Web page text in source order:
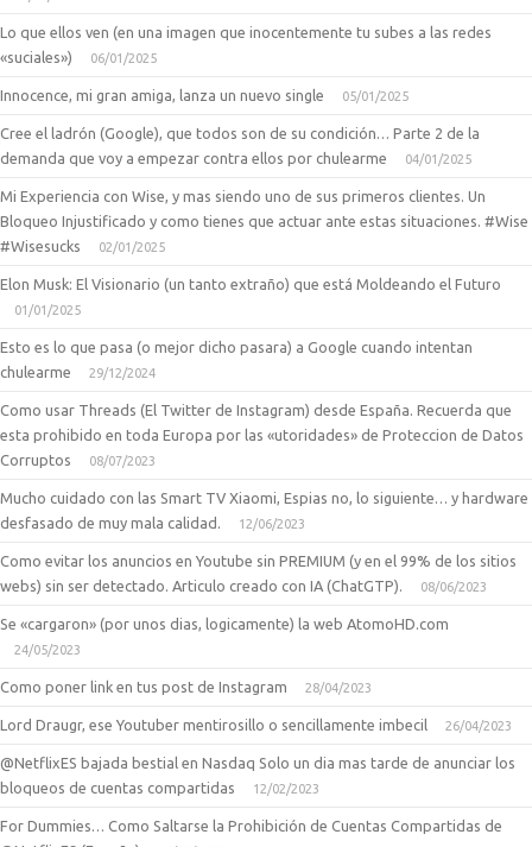
Lo que ellos ven (en una imagen que inocentemente tu subes a las redes
«suciales»)
06/01/2025
Innocence, mi gran amiga, lanza un nuevo single 05/01/2025
Cree el ladrón (Google), que todos son de su condición… Parte 2 de la
demanda que voy a empezar contra ellos por chulearme
04/01/2025
Mi Experiencia con Wise, y mas siendo uno de sus primeros clientes. Un
Bloqueo Injustificado y como tienes que actuar ante estas situaciones. #Wise
#Wisesucks
02/01/2025
Elon Musk: El Visionario (un tanto extraño) que está Moldeando el Futuro
01/01/2025
Esto es lo que pasa (o mejor dicho pasara) a Google cuando intentan
chulearme
29/12/2024
Como usar Threads (El Twitter de Instagram) desde España. Recuerda que
esta prohibido en toda Europa por las «utoridades» de Proteccion de Datos
Corruptos
08/07/2023
Mucho cuidado con las Smart TV Xiaomi, Espias no, lo siguiente… y hardware
desfasado de muy mala calidad.
12/06/2023
Como evitar los anuncios en Youtube sin PREMIUM (y en el 99% de los sitios
webs) sin ser detectado. Articulo creado con IA (ChatGTP).
08/06/2023
Se «cargaron» (por unos dias, logicamente) la web AtomoHD.com
24/05/2023
Como poner link en tus post de Instagram 28/04/2023
Lord Draugr, ese Youtuber mentirosillo o sencillamente imbecil 26/04/2023
@NetflixES bajada bestial en Nasdaq Solo un dia mas tarde de anunciar los
bloqueos de cuentas compartidas
12/02/2023
For Dummies… Como Saltarse la Prohibición de Cuentas Compartidas de